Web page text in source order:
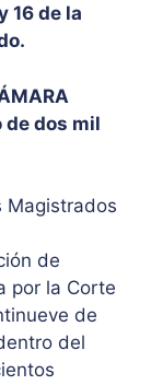
16 de la
de dos mil
Magistrados
de
por la Corte
de
del